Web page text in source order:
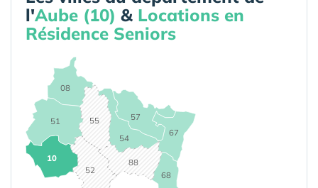
l'Aube (10) & Locations en
Résidence Seniors
08
10
51
52
54
55
57
67
68
88